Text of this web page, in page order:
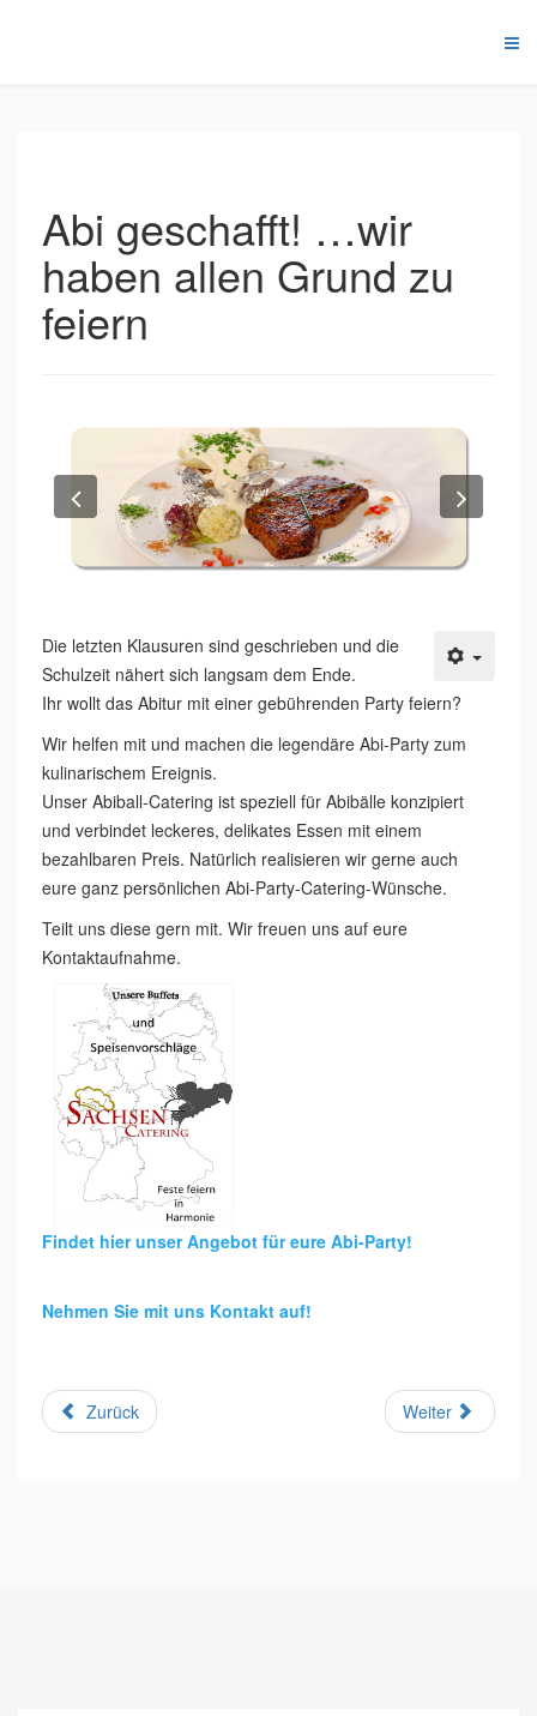
Abi geschafft! …wir
haben allen Grund zu
feiern
Previous Next
Die letzten Klausuren sind geschrieben und die
Schulzeit nähert sich langsam dem Ende.
Ihr wollt das Abitur mit einer gebührenden Party feiern?
Wir helfen mit und machen die legendäre Abi-Party zum
kulinarischem Ereignis.
Unser Abiball-Catering ist speziell für Abibälle konzipiert
und verbindet leckeres, delikates Essen mit einem
bezahlbaren Preis. Natürlich realisieren wir gerne auch
eure ganz persönlichen Abi-Party-Catering-Wünsche.
Teilt uns diese gern mit. Wir freuen uns auf eure
Kontaktaufnahme.
Findet hier unser Angebot für eure Abi-Party!
Nehmen Sie mit uns Kontakt auf!
Zurück Weiter